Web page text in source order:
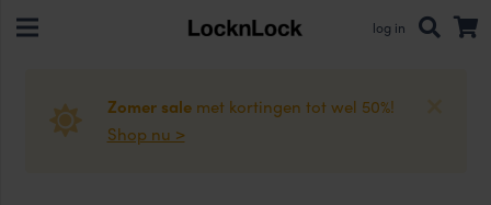
log in
Zomer salemet kortingen tot wel 50%!
Shop nu >